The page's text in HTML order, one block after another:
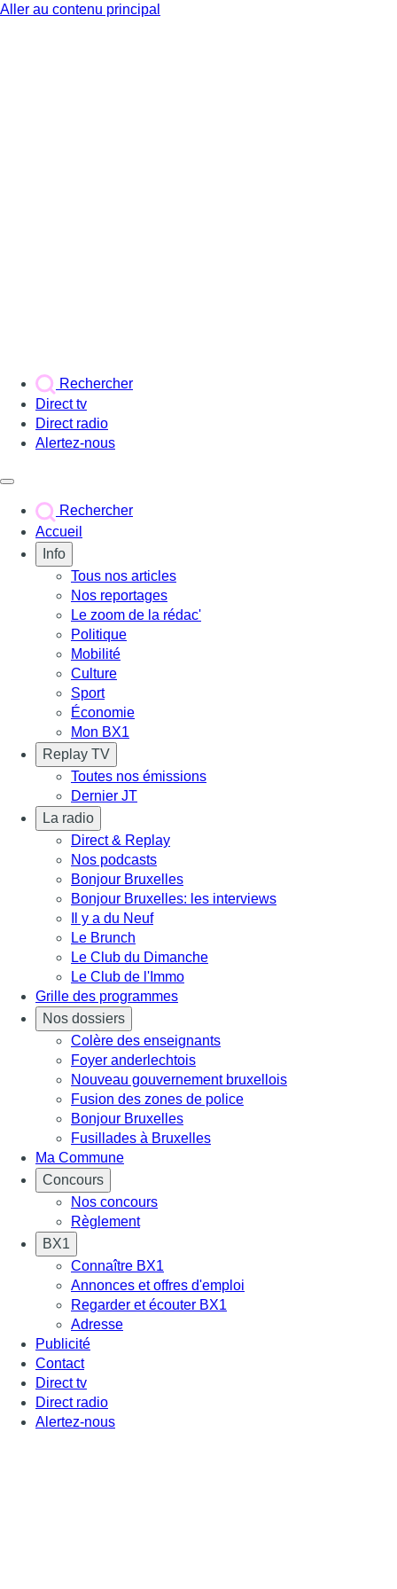
Aller au contenu principal
Rechercher
Direct tv
Direct radio
Alertez-nous
Rechercher
Accueil
Info
Tous nos articles
Nos reportages
Le zoom de la rédac'
Politique
Mobilité
Culture
Sport
Économie
Mon BX1
Replay TV
Toutes nos émissions
Dernier JT
La radio
Direct & Replay
Nos podcasts
Bonjour Bruxelles
Bonjour Bruxelles: les interviews
Il y a du Neuf
Le Brunch
Le Club du Dimanche
Le Club de l'Immo
Grille des programmes
Nos dossiers
Colère des enseignants
Foyer anderlechtois
Nouveau gouvernement bruxellois
Fusion des zones de police
Bonjour Bruxelles
Fusillades à Bruxelles
Ma Commune
Concours
Nos concours
Règlement
BX1
Connaître BX1
Annonces et offres d'emploi
Regarder et écouter BX1
Adresse
Publicité
Contact
Direct tv
Direct radio
Alertez-nous